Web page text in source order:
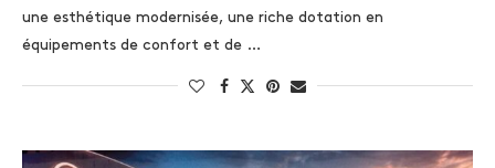
une esthétique modernisée, une riche dotation en
équipements de confort et de …